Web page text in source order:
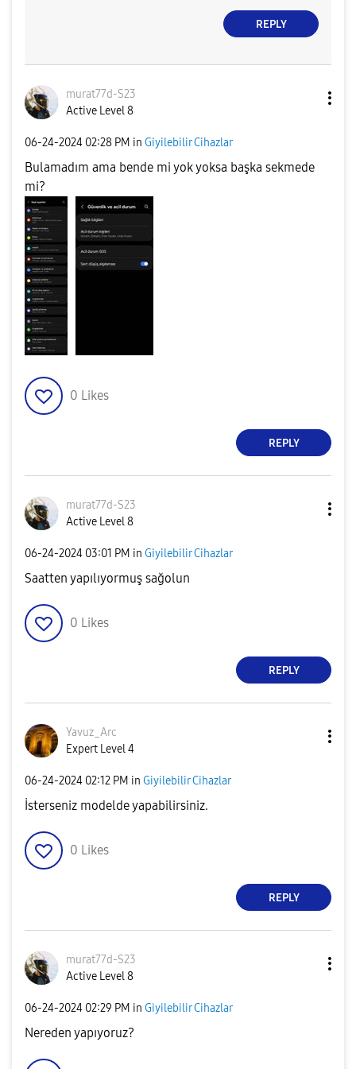
REPLY
murat77d-S23
Active Level 8
‎06-24-2024 02:28 PM in Giyilebilir Cihazlar
Bulamadım ama bende mi yok yoksa başka sekmede
mi?
0 Likes
REPLY
murat77d-S23
Active Level 8
‎06-24-2024 03:01 PM in Giyilebilir Cihazlar
Saatten yapılıyormuş sağolun
0 Likes
REPLY
Yavuz_Arc
Expert Level 4
‎06-24-2024 02:12 PM in Giyilebilir Cihazlar
İsterseniz modelde yapabilirsiniz.
0 Likes
REPLY
murat77d-S23
Active Level 8
‎06-24-2024 02:29 PM in Giyilebilir Cihazlar
Nereden yapıyoruz?